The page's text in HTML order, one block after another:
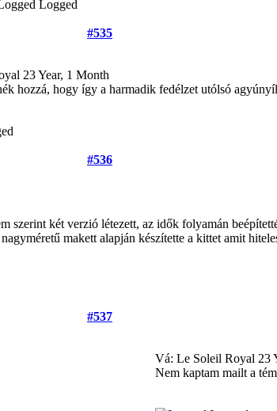
Logged
#535
23 Year, 1 Month
hozzá, hogy így a harmadik fedélzet utólsó
#536
szerint két verzió létezett, az idők folyamán
makett alapján készítette a kittet amit
#537
Vá: Le Soleil Royal 23
Nem kaptam mailt a